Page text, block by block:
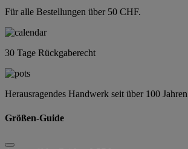
Für alle Bestellungen über 50 CHF.
30 Tage Rückgaberecht
Herausragendes Handwerk seit über 100 Jahren
Größen-Guide